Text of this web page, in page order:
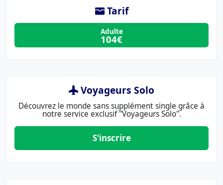
Tarif
Adulte
104€
Voyageurs Solo
Découvrez le monde sans supplément single grâce à
notre service exclusif "Voyageurs Solo".
S'inscrire